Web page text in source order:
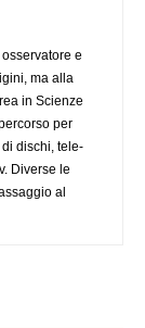
e
ma alla
in Scienze
per
dischi, tele-
Diverse le
al